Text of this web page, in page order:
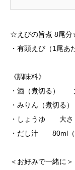
☆えびの旨煮 8尾
・有頭えび（1尾
《調味料》
・酒（煮切る）
・みりん（煮切
・しょうゆ 大さ
・だし汁 80ml（
＜お好みで一緒に＞